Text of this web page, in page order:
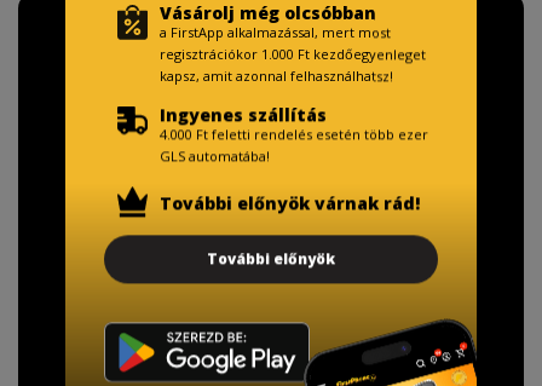
TISZTELT VÁSÁRLÓNK!
Vásárolj még olcsóbban
a FirstApp alkalmazással, mert most
regisztrációkor 1.000 Ft kezdőegyenleget
kapsz, amit azonnal felhasználhatsz!
Ingyenes szállítás
4.000 Ft feletti rendelés esetén több ezer
GLS automatába!
További előnyök várnak rád!
További előnyök